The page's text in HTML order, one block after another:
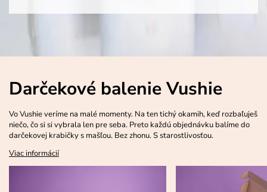
Darčekové balenie Vushie
Vo Vushie veríme na malé momenty. Na ten tichý okamih, keď rozbaľuješ
niečo, čo si si vybrala len pre seba. Preto každú objednávku balíme do
darčekovej krabičky s mašľou. Bez zhonu. S starostlivosťou.
Viac informácií